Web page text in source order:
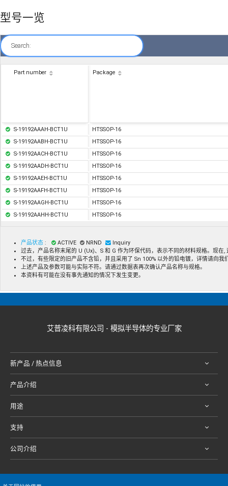
型号一览
Search:
Part number Package
S-19192AAAH-BCT1U
HTSSOP-16
S-19192AABH-BCT1U
HTSSOP-16
S-19192AACH-BCT1U
HTSSOP-16
S-19192AADH-BCT1U
HTSSOP-16
S-19192AAEH-BCT1U
HTSSOP-16
S-19192AAFH-BCT1U
HTSSOP-16
S-19192AAGH-BCT1U
HTSSOP-16
S-19192AAHH-BCT1U
HTSSOP-16
产品状态 : ACTIVE NRND
Inquiry
过去，产品名称末尾的 U (Ux)、S 和 G 作为环保代码，表示不同的材料规格。现
不过，有些限定的旧产品不含铅，并且采用了 Sn 100% 以外的铅电镀，详情请向我
上述产品及参数可能与实际不符。请通过数据表再次确认产品名称与规格。
本资料有可能在没有事先通知的情况下发生变更。
艾普凌科有限公司 - 模拟半导体的专业厂家
新产品 / 热点信息
产品介绍
用途
支持
公司介绍